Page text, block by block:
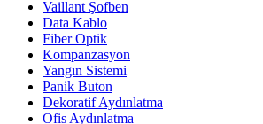
Vaillant Şofben
Data Kablo
Fiber Optik
Kompanzasyon
Yangın Sistemi
Panik Buton
Dekoratif Aydınlatma
Ofis Aydınlatma